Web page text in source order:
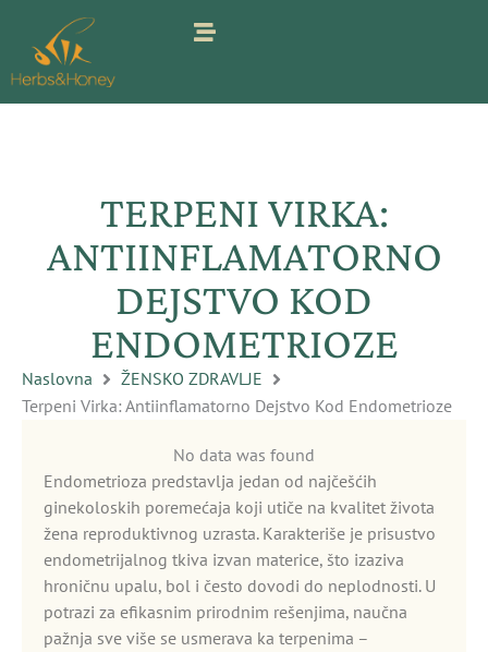
sadržaj
TERPENI VIRKA:
ANTIINFLAMATORNO
DEJSTVO KOD
ENDOMETRIOZE
Naslovna
ŽENSKO ZDRAVLJE
Terpeni Virka: Antiinflamatorno Dejstvo Kod Endometrioze
No data was found
Endometrioza predstavlja jedan od najčešćih
ginekoloskih poremećaja koji utiče na kvalitet života
žena reproduktivnog uzrasta. Karakteriše je prisustvo
endometrijalnog tkiva izvan materice, što izaziva
hroničnu upalu, bol i često dovodi do neplodnosti. U
potrazi za efikasnim prirodnim rešenjima, naučna
pažnja sve više se usmerava ka terpenima –